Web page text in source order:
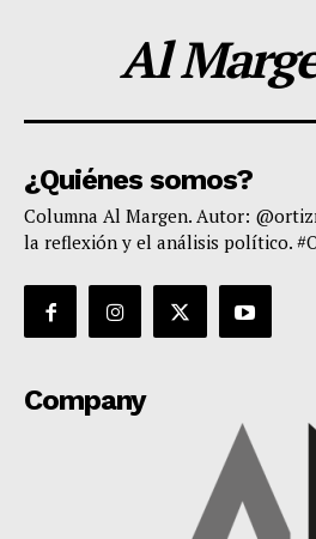
Al
¿Quiénes somos?
Columna Al Margen. Autor:
la reflexión y el análisis político.
Company